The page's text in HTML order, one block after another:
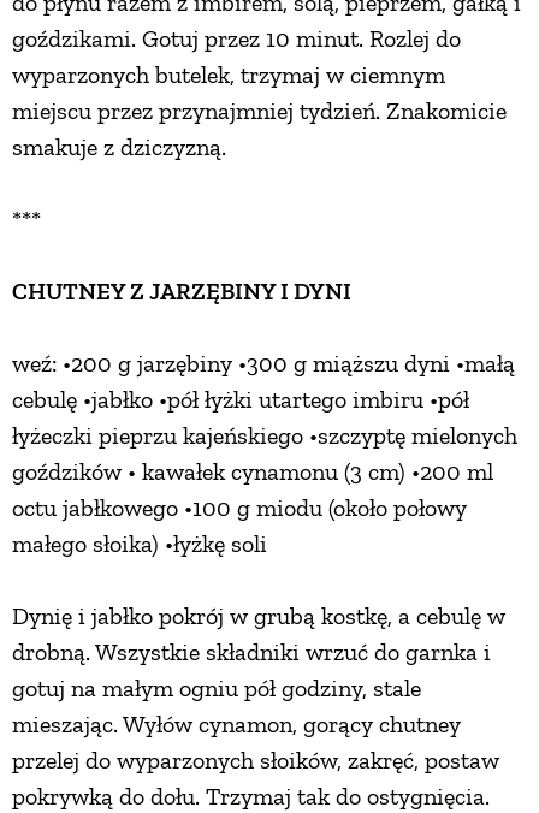
goździkami. Gotuj przez 10 minut. Rozlej do
wyparzonych butelek, trzymaj w ciemnym
miejscu przez przynajmniej tydzień. Znakomicie
smakuje z dziczyzną.
***
CHUTNEY Z JARZĘBINY I DYNI
weź: •200 g jarzębiny •300 g miąższu dyni •małą
cebulę •jabłko •pół łyżki utartego imbiru •pół
łyżeczki pieprzu kajeńskiego •szczyptę mielonych
goździków • kawałek cynamonu (3 cm) •200 ml
octu jabłkowego •100 g miodu (około połowy
małego słoika) •łyżkę soli
Dynię i jabłko pokrój w grubą kostkę, a cebulę w
drobną. Wszystkie składniki wrzuć do garnka i
gotuj na małym ogniu pół godziny, stale
mieszając. Wyłów cynamon, gorący chutney
przelej do wyparzonych słoików, zakręć, postaw
pokrywką do dołu. Trzymaj tak do ostygnięcia.